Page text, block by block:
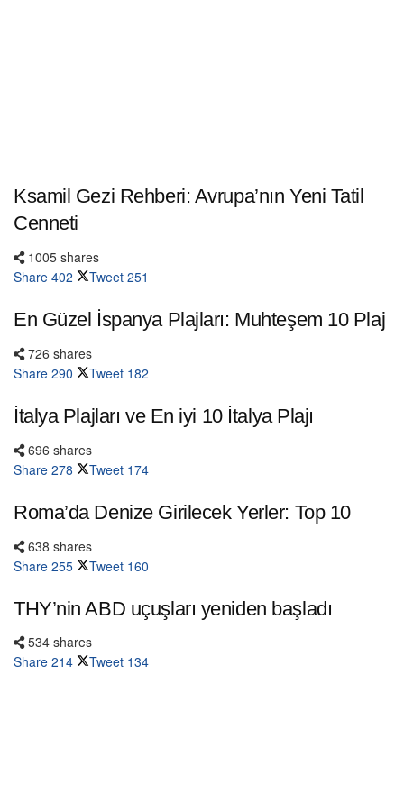
Ksamil Gezi Rehberi: Avrupa’nın Yeni Tatil
Cenneti
1005 shares
Share 402 Tweet 251
En Güzel İspanya Plajları: Muhteşem 10 Plaj
726 shares
Share 290 Tweet 182
İtalya Plajları ve En iyi 10 İtalya Plajı
696 shares
Share 278 Tweet 174
Roma’da Denize Girilecek Yerler: Top 10
638 shares
Share 255 Tweet 160
THY’nin ABD uçuşları yeniden başladı
534 shares
Share 214 Tweet 134